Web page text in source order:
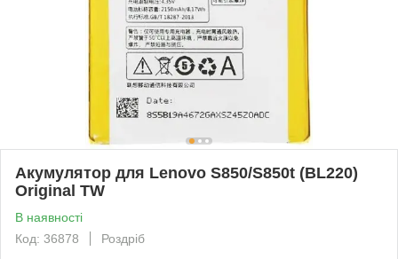
Акумулятор для Lenovo S850/S850t (BL220)
Original TW
В наявності
Код: 36878
Роздріб